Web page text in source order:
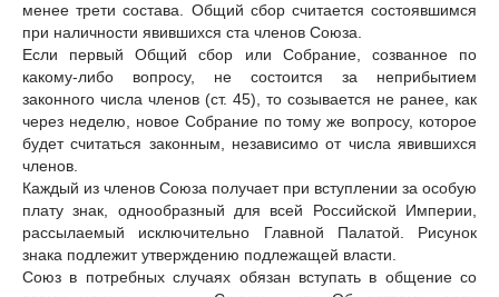
менее трети состава. Общий сбор считается состоявшимся
при наличности явившихся ста членов Союза.
Если первый Общий сбор или Собрание, созванное по
какому-либо вопросу, не состоится за неприбытием
законного числа членов (ст. 45), то созывается не ранее, как
через неделю, новое Собрание по тому же вопросу, которое
будет считаться законным, независимо от числа явившихся
членов.
Каждый из членов Союза получает при вступлении за особую
плату знак, однообразный для всей Российской Империи,
рассылаемый исключительно Главной Палатой. Рисунок
знака подлежит утверждению подлежащей власти.
Союз в потребных случаях обязан вступать в общение со